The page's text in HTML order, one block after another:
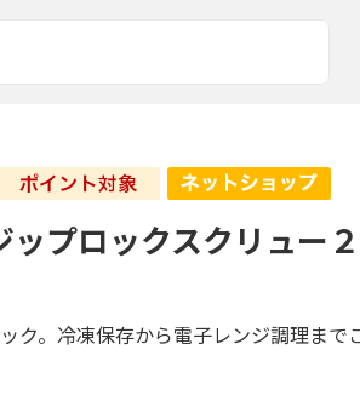
ップロックスクリュー
ク。冷凍保存から電子レンジ調理まで